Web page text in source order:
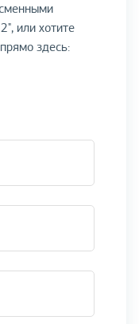
или хотите
здесь: